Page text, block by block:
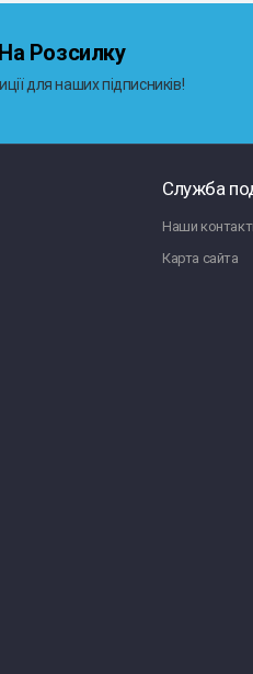
Розсилку
для наших підписників!
Служба
Наши
Карта сайта